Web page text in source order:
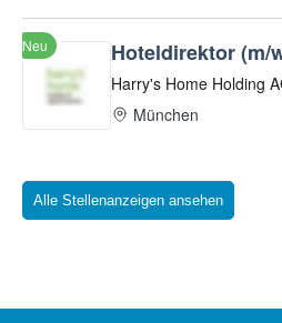
Alle Stellenanzeigen ansehen